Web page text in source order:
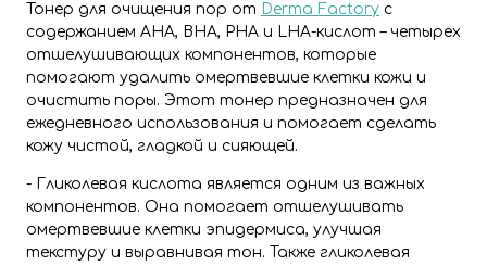
Тонер для очищения пор от Derma Factory с
содержанием AHA, BHA, PHA и LHA-кислот – четырех
отшелушивающих компонентов, которые
помогают удалить омертвевшие клетки кожи и
очистить поры. Этот тонер предназначен для
ежедневного использования и помогает сделать
кожу чистой, гладкой и сияющей.
- Гликолевая кислота является одним из важных
компонентов. Она помогает отшелушивать
омертвевшие клетки эпидермиса, улучшая
текстуру и выравнивая тон. Также гликолевая